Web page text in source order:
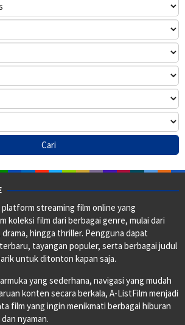
streaming film online yang
koleksi film dari berbagai genre, mulai dari
hingga thriller. Pengguna dapat
tayangan populer, serta berbagai judul
untuk ditonton kapan saja.
yang sederhana, navigasi yang mudah
konten secara berkala, A-ListFilm menjadi
film yang ingin menikmati berbagai hiburan
nyaman.